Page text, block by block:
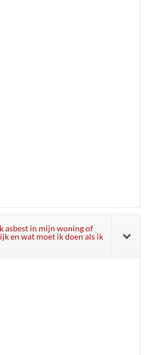
asbest in mijn woning of
en wat moet ik doen als ik